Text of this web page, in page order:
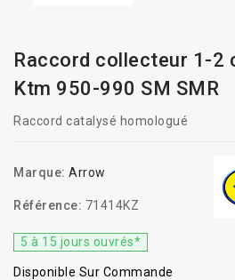
Raccord collecteur 1-2
Ktm 950-990 SM SMR
Raccord catalysé homologué
Marque: Arrow
Référence: 71414KZ
5 à 15 jours ouvrés*
Disponible Sur Commande